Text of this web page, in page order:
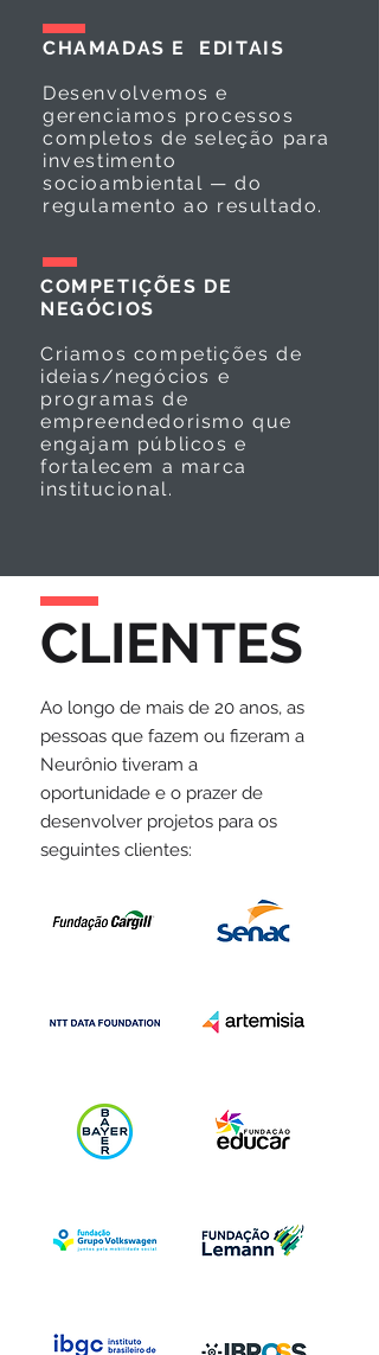
CHAMADAS E EDITAIS
Desenvolvemos e
gerenciamos processos
completos de seleção para
investimento
socioambiental — do
regulamento ao resultado.
COMPETIÇÕES DE
NEGÓCIOS
Criamos competições de
ideias/negócios e
programas de
empreendedorismo que
engajam públicos e
fortalecem a marca
institucional.
CLIENTES
Ao longo de mais de 20 anos, as
pessoas que fazem ou fizeram a
Neurônio tiveram a
oportunidade e o prazer de
desenvolver projetos para os
seguintes clientes: